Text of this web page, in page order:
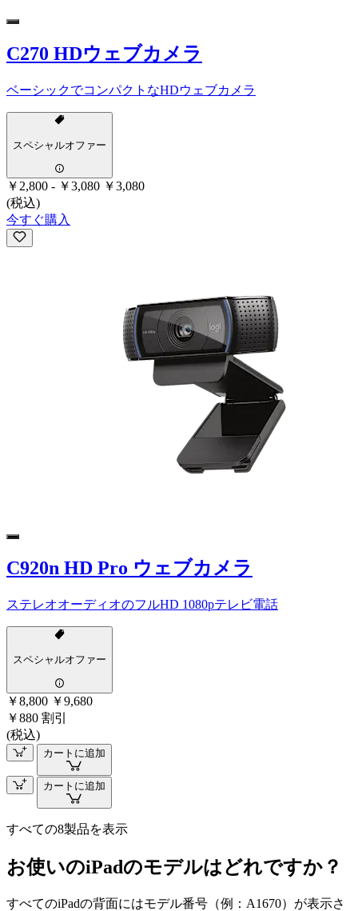
C270 HDウェブカメラ
ベーシックでコンパクトなHDウェブカメラ
スペシャルオファー
￥2,800 - ￥3,080 ￥3,080
(税込)
今すぐ購入
C920n HD Pro ウェブカメラ
ステレオオーディオのフルHD 1080pテレビ電話
スペシャルオファー
￥8,800 ￥9,680
￥880 割引
(税込)
カートに追加
カートに追加
すべての8製品を表示
お使いのiPadのモデルはどれですか？
すべてのiPadの背面にはモデル番号（例：A1670）が表示さ